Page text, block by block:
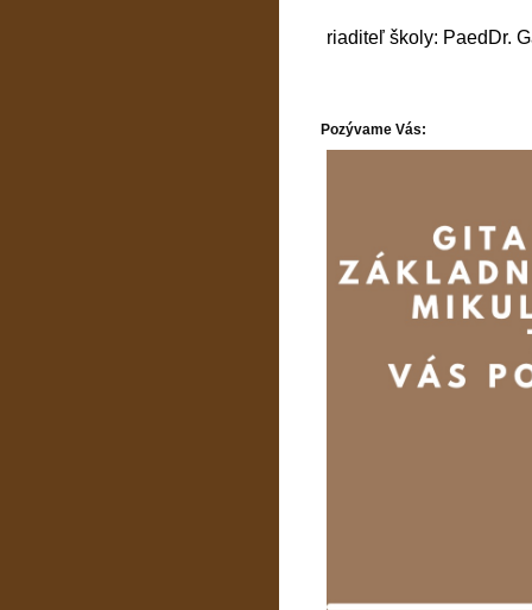
riaditeľ školy: PaedDr.
Pozývame Vás: